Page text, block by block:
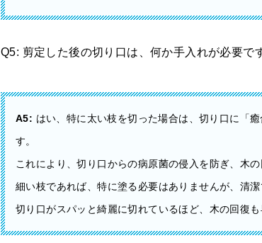
Q5: 剪定した後の切り口は、何か手入れが必要で
A5: はい、特に太い枝を切った場合は、切り口に「
す。
これにより、切り口からの病原菌の侵入を防ぎ、木
細い枝であれば、特に塗る必要はありませんが、清
切り口がスパッと綺麗に切れているほど、木の回復も